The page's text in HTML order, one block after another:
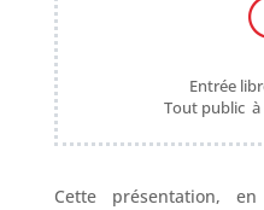
Entrée
Tout public à
Cette présentation,